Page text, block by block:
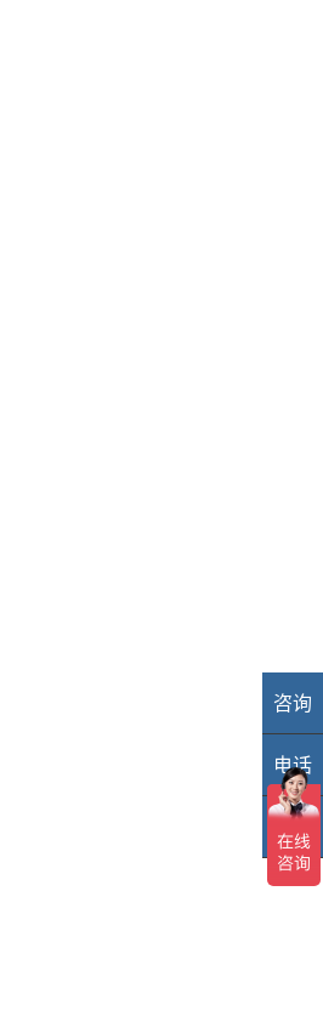
业
咨询
电话
TOP